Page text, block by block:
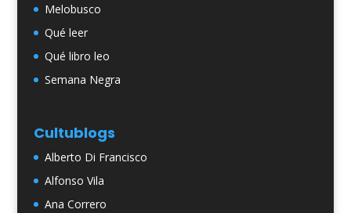
Melobusco
Qué leer
Qué libro leo
Semana Negra
Cultublogs
Alberto Di Francisco
Alfonso Vila
Ana Correro